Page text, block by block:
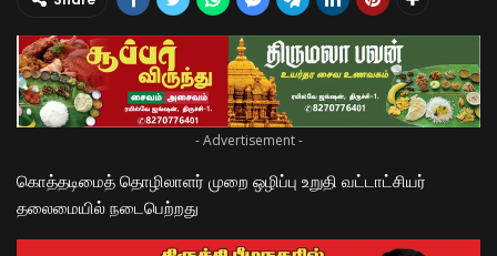
- Advertisement -
கொத்தடிமைத் தொழிலாளர் முறை ஒழிப்பு உறுதி வட்டாட்சியர்
தலைமையில் நடைபெற்றது